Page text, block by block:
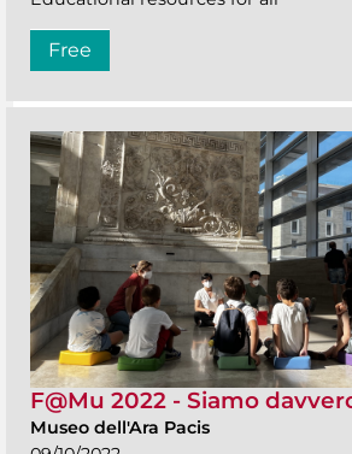
Free
F@Mu 2022 - Siamo
Museo dell'Ara Pacis